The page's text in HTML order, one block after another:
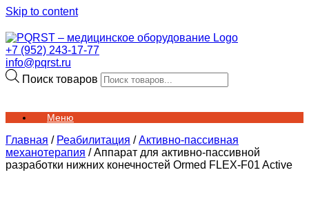
Skip to content
+7 (952) 243-17-77
info@pqrst.ru
Поиск товаров
Меню
Главная / Реабилитация /Активно-пассивная
механотерапия / Аппарат для активно-пассивной
разработки нижних конечностей Ormed FLEX-F01 Active